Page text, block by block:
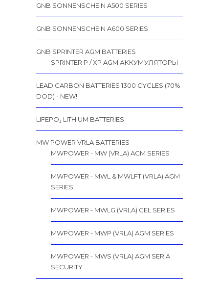
GNB SONNENSCHEIN A500 SERIES
GNB SONNENSCHEIN A600 SERIES
GNB SPRINTER AGM BATTERIES
SPRINTER P / XP AGM АККУМУЛЯТОРЫ
LEAD CARBON BATTERIES 1300 CYCLES (70%
DOD) - NEW!
LIFEPO₄ LITHIUM BATTERIES
MW POWER VRLA BATTERIES
MWPOWER - MW (VRLA) AGM SERIES
MWPOWER - MWL & MWLFT (VRLA) AGM
SERIES
MWPOWER - MWLG (VRLA) GEL SERIES
MWPOWER - MWP (VRLA) AGM SERIES
MWPOWER - MWS (VRLA) AGM SERIA
SECURITY